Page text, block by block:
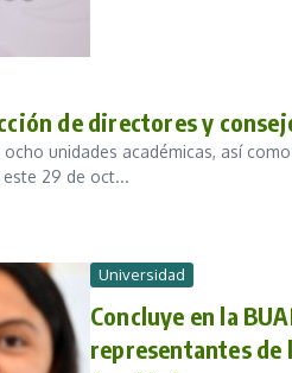
de directores y
unidades académicas, así
29 de oct...
Universidad
Concluye en la
representantes de